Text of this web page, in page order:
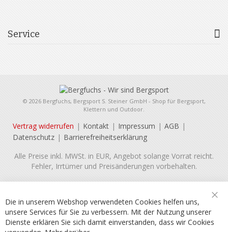
Service
© 2026 Bergfuchs, Bergsport S. Steiner GmbH - Shop für Bergsport,
Klettern und Outdoor.
Vertrag widerrufen Kontakt Impressum
AGB
Datenschutz
Barrierefreiheitserklärung
Alle Preise inkl. MWSt. in EUR, Angebot solange Vorrat reicht.
Fehler, Irrtümer und Preisänderungen vorbehalten.
Die in unserem Webshop verwendeten Cookies helfen uns,
unsere Services für Sie zu verbessern. Mit der Nutzung unserer
Dienste erklären Sie sich damit einverstanden, dass wir Cookies